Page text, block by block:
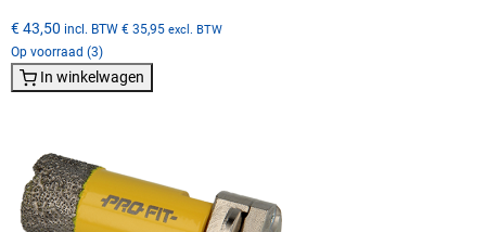
€ 43,50 incl. BTW € 35,95 excl. BTW
Op voorraad (3)
In winkelwagen